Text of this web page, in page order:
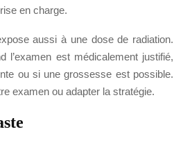
en charge.
aussi à une dose de radiation.
l’examen est médicalement justifié,
ou si une grossesse est possible.
examen ou adapter la stratégie.